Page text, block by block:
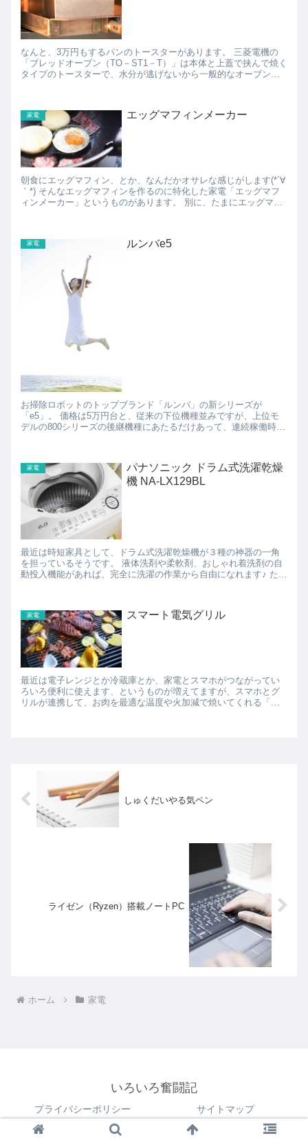
なんと、3万円もするパンのトースターがあります。 三菱電機の
「ブレッドオーブン（TO－ST1－T）」は本体と上蓋で挟んで焼く
タイプのトースターで、水分が逃げないから一般的なオーブント
家電 エッグマフィンメーカー
朝食にエッグマフィン、とか、なんだかオサレな感じがします(*´∀
｀*) そんなエッグマフィンを作るのに特化した家電「エッグマフ
ィンメーカー」というものがあります。 別に、たまにエッグマフ
家電 ルンバe5
お掃除ロボットのトップブランド「ルンバ」の新シリーズが
「e5」。 価格は5万円台と、従来の下位機種並みですが、上位モ
デルの800シリーズの後継機種にあたるだけあって、連続稼働時間
家電
パナソニック ドラム式洗濯乾燥
機 NA-LX129BL
最近は時短家具として、ドラム式洗濯乾燥機が３種の神器の一角
を担っているそうです。 液体洗剤や柔軟剤、おしゃれ着洗剤の自
動投入機能があれば、完全に洗濯の作業から自由になれます♪ た
家電 スマート電気グリル
最近は電子レンジとか冷蔵庫とか、家電とスマホがつながってい
ろいろ便利に使えます、というものが増えてますが、スマホとグ
リルが連携して、お肉を最適な温度や火加減で焼いてくれる「ス
しゅくだいやる気ペン
ライゼン（Ryzen）搭載ノートPC
ホーム 家電
いろいろ奮闘記
プライバシーポリシー サイトマップ
© 2018 いろいろ奮闘記.